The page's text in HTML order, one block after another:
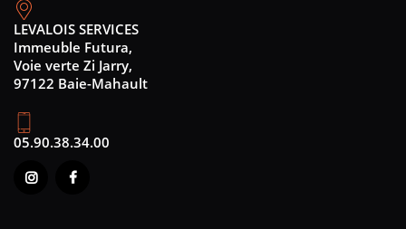
LEVALOIS SERVICES
Immeuble Futura,
Voie verte Zi Jarry,
97122 Baie-Mahault
05.90.38.34.00